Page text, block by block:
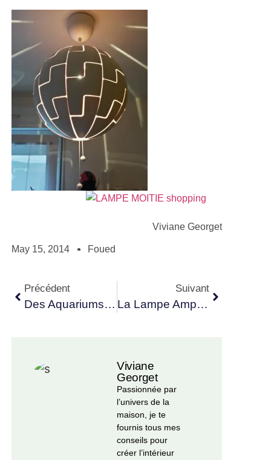
Viviane Georget
May 15, 2014 Foued
Précédent
Des Aquariums Originaux Pour Votre Déco
Suivant
La Lampe Ampoule, Un DIY Industriel
Viviane
Georget
Passionnée par
l’univers de la
maison, je te
fournis tous mes
conseils pour
créer l’intérieur